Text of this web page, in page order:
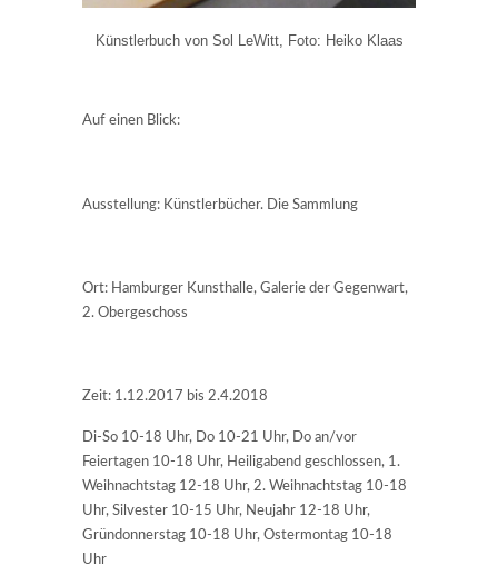
Künstlerbuch von Sol LeWitt, Foto: Heiko Klaas
Auf einen Blick:
Ausstellung: Künstlerbücher. Die Sammlung
Ort: Hamburger Kunsthalle, Galerie der Gegenwart,
2. Obergeschoss
Zeit: 1.12.2017 bis 2.4.2018
Di-So 10-18 Uhr, Do 10-21 Uhr, Do an/vor
Feiertagen 10-18 Uhr, Heiligabend geschlossen, 1.
Weihnachtstag 12-18 Uhr, 2. Weihnachtstag 10-18
Uhr, Silvester 10-15 Uhr, Neujahr 12-18 Uhr,
Gründonnerstag 10-18 Uhr, Ostermontag 10-18
Uhr